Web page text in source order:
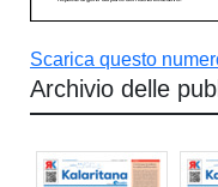
Scarica questo
Archivio delle